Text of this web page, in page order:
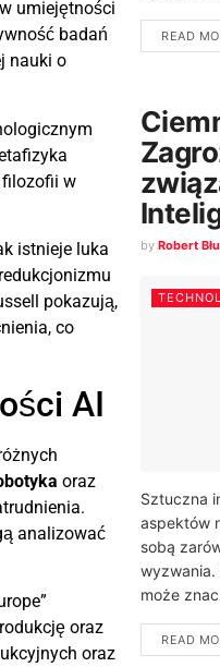
umiejętności
badań
nauki o
filozofii w
istnieje luka
pokazują,
co
AI
oraz
analizować
oraz
oraz
READ
by Robert
Sztuczna
aspektów
sobą
wyzwania.
może
READ